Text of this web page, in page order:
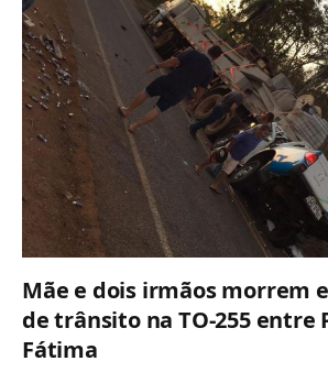
Mãe e dois irmãos morrem
de trânsito na TO-255 entre
Fátima